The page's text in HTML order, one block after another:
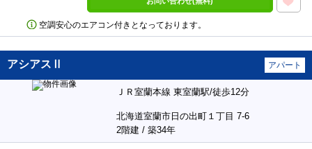
空調安心のエアコン付きとなっております。
アシアスⅡ アパート
ＪＲ室蘭本線 東室蘭駅/徒歩12分
北海道室蘭市日の出町１丁目 7-6
2階建 / 築34年